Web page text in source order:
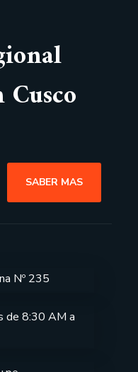
SABER MAS
Nº 235
de 8:30 AM a